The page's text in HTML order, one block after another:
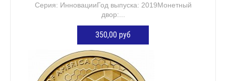
Серия: ИнновацииГод выпуска: 2019Монетный
двор:...
350,00 руб
ДОБАВИТЬ В КОРЗИНУ